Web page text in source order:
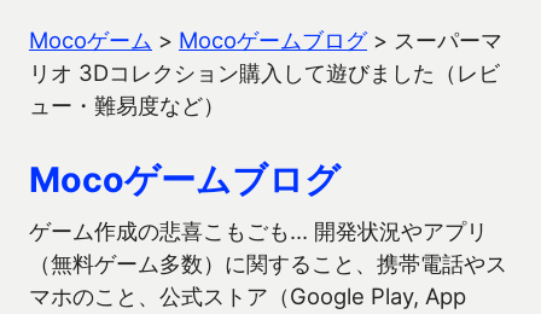
Mocoゲーム > Mocoゲームブログ> スーパーマ
リオ 3Dコレクション購入して遊びました（レビ
ュー・難易度など）
Mocoゲームブログ
ゲーム作成の悲喜こもごも… 開発状況やアプリ
（無料ゲーム多数）に関すること、携帯電話やス
マホのこと、公式ストア（Google Play, App